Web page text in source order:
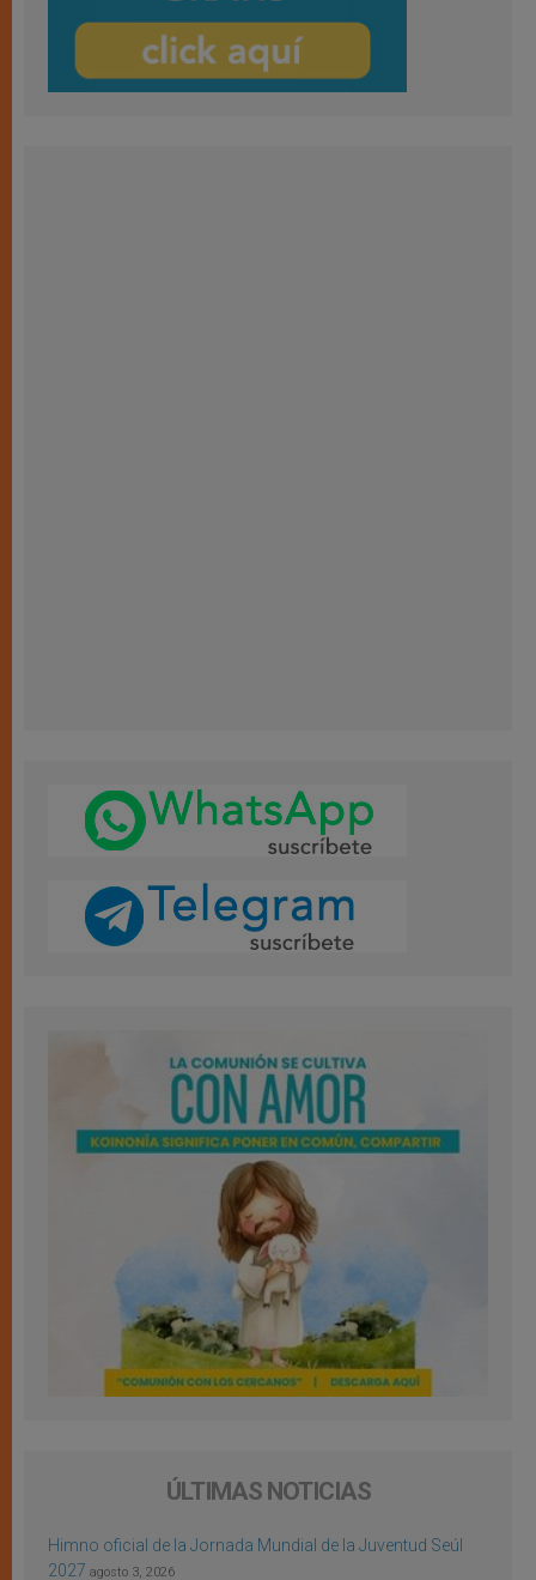
ÚLTIMAS NOTICIAS
Himno oficial de la Jornada Mundial de la Juventud Seúl
2027 agosto 3, 2026